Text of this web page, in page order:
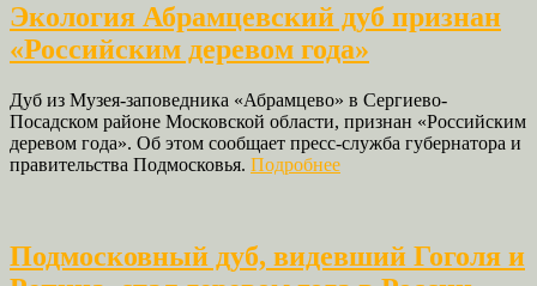
Экология Абрамцевский дуб признан
«Российским деревом года»
Дуб из Музея-заповедника «Абрамцево» в Сергиево-
Посадском районе Московской области, признан «Российским
деревом года». Об этом сообщает пресс-служба губернатора и
правительства Подмосковья. Подробнее
Подмосковный дуб, видевший Гоголя и